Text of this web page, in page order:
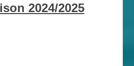
2024/2025